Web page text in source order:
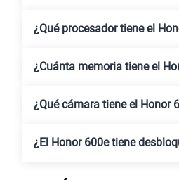
¿Qué procesador tiene el
¿Cuánta memoria tiene el
¿Qué cámara tiene el Honor
¿El Honor 600e tiene